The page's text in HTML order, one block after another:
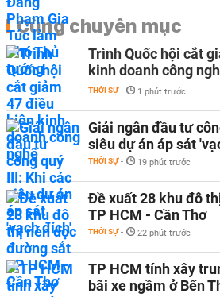
Cùng chuyên mục
Trình Quốc hội cắt
kinh doanh công
THỜI SỰ - 1 phút trước
Giải ngân đầu tư
siêu dự án áp sát
THỜI SỰ - 19 phút trước
Đề xuất 28 khu đô
TP HCM - Cần Thơ
THỜI SỰ - 22 phút trước
TP HCM tính xây
bãi xe ngầm ở Bến